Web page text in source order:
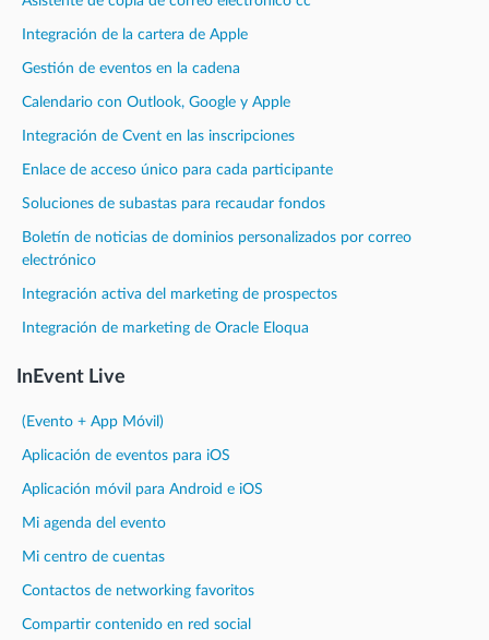
Integración de la cartera de Apple
Gestión de eventos en la cadena
Calendario con Outlook, Google y Apple
Integración de Cvent en las inscripciones
Enlace de acceso único para cada participante
Soluciones de subastas para recaudar fondos
Boletín de noticias de dominios personalizados por correo
electrónico
Integración activa del marketing de prospectos
Integración de marketing de Oracle Eloqua
InEvent Live
(Evento + App Móvil)
Aplicación de eventos para iOS
Aplicación móvil para Android e iOS
Mi agenda del evento
Mi centro de cuentas
Contactos de networking favoritos
Compartir contenido en red social